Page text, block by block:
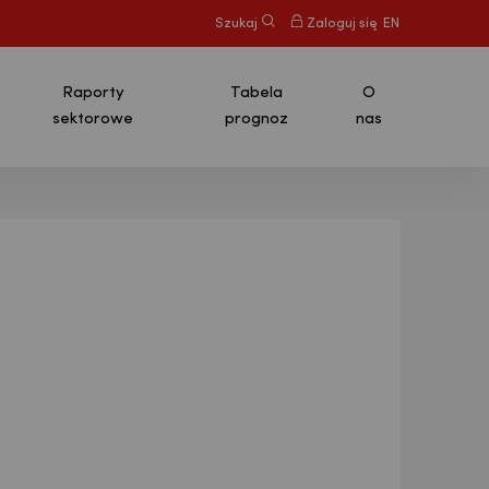
Szukaj Zaloguj się EN
Raporty
sektorowe
Tabela
prognoz
O
nas